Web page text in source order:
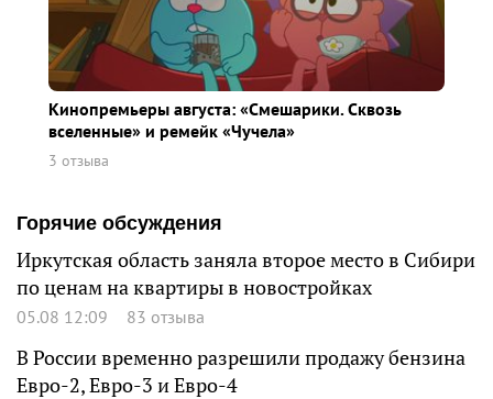
Кинопремьеры августа: «Смешарики. Сквозь
вселенные» и ремейк «Чучела»
3 отзыва
Горячие обсуждения
Иркутская область заняла второе место в Сибири
по ценам на квартиры в новостройках
05.08 12:09 83 отзыва
В России временно разрешили продажу бензина
Евро-2, Евро-3 и Евро-4